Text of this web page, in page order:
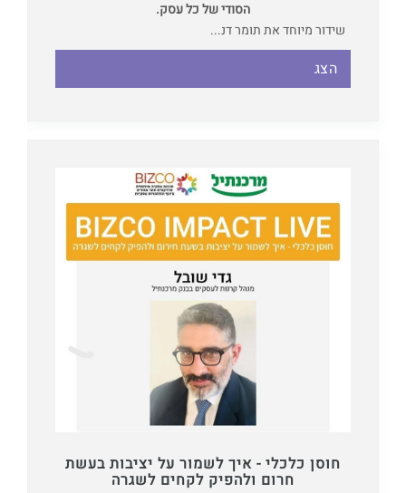
הסודי של כל עסק.
שידור מיוחד את תומר דנ...
הצג
חוסן כלכלי - איך לשמור על יציבות בעשת
חרום ולהפיק לקחים לשגרה